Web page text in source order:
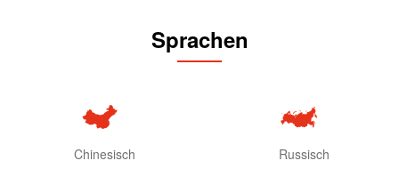
Sprachen
Chinesisch Russisch